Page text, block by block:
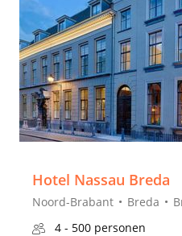
Hotel Nassau Breda
Noord-Brabant Breda
4 - 500 personen